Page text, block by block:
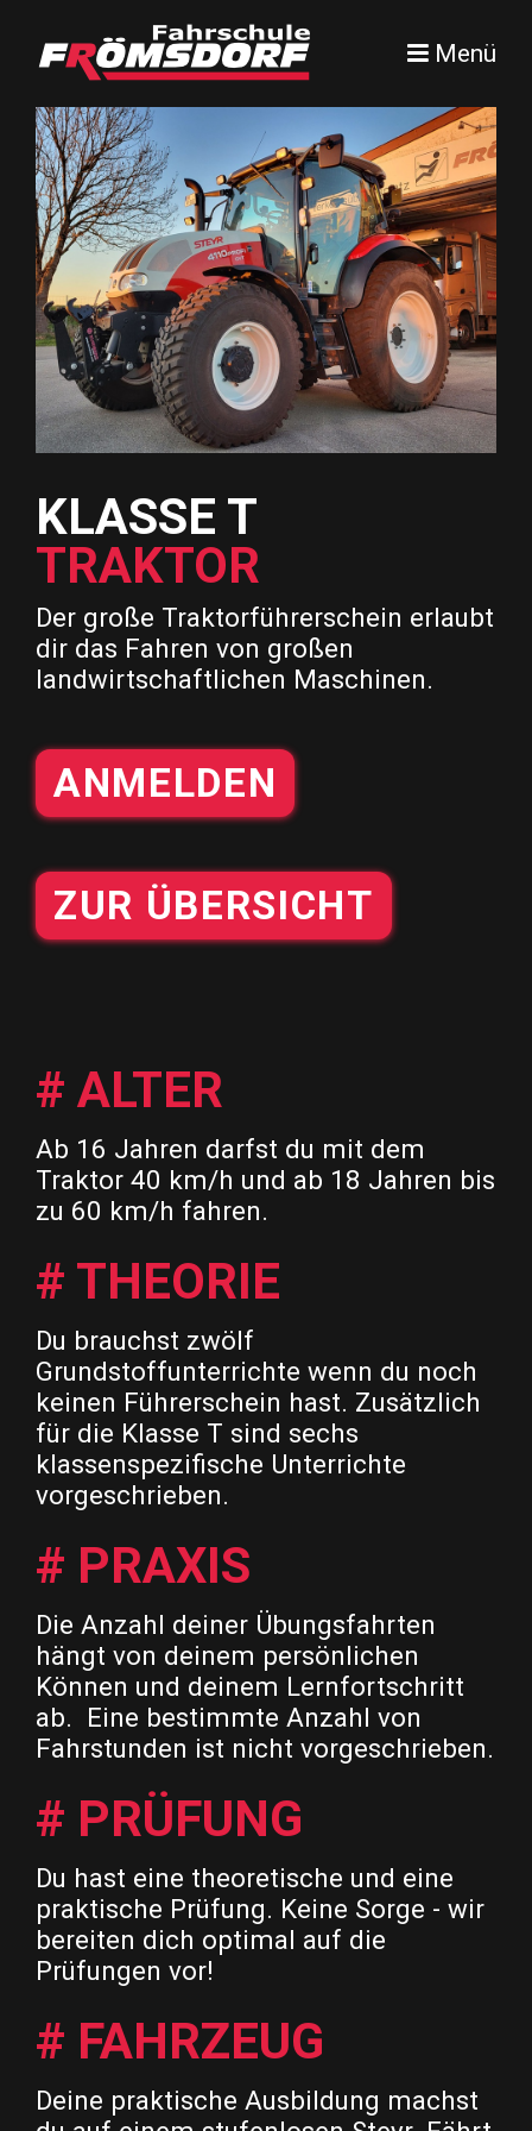
Menü
KLASSE T
TRAKTOR
Der große Traktorführerschein erlaubt
dir das Fahren von großen
landwirtschaftlichen Maschinen.
ANMELDEN
ZUR ÜBERSICHT
# ALTER
Ab 16 Jahren darfst du mit dem
Traktor 40 km/h und ab 18 Jahren bis
zu 60 km/h fahren.
# THEORIE
Du brauchst zwölf
Grundstoffunterrichte wenn du noch
keinen Führerschein hast. Zusätzlich
für die Klasse T sind sechs
klassenspezifische Unterrichte
vorgeschrieben.
# PRAXIS
Die Anzahl deiner Übungsfahrten
hängt von deinem persönlichen
Können und deinem Lernfortschritt
ab. Eine bestimmte Anzahl von
Fahrstunden ist nicht vorgeschrieben.
# PRÜFUNG
Du hast eine theoretische und eine
praktische Prüfung. Keine Sorge - wir
bereiten dich optimal auf die
Prüfungen vor!
# FAHRZEUG
Deine praktische Ausbildung machst